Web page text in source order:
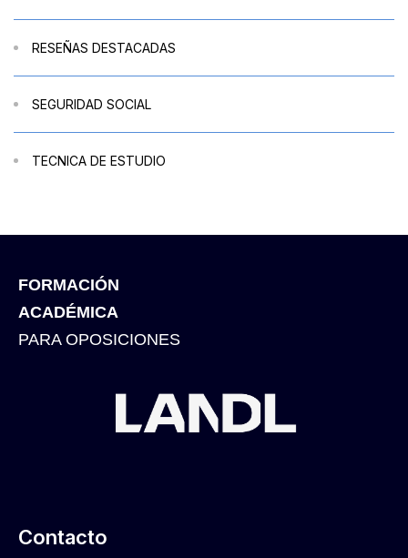
RESEÑAS DESTACADAS
SEGURIDAD SOCIAL
TECNICA DE ESTUDIO
FORMACIÓN
ACADÉMICA
PARA OPOSICIONES
Contacto